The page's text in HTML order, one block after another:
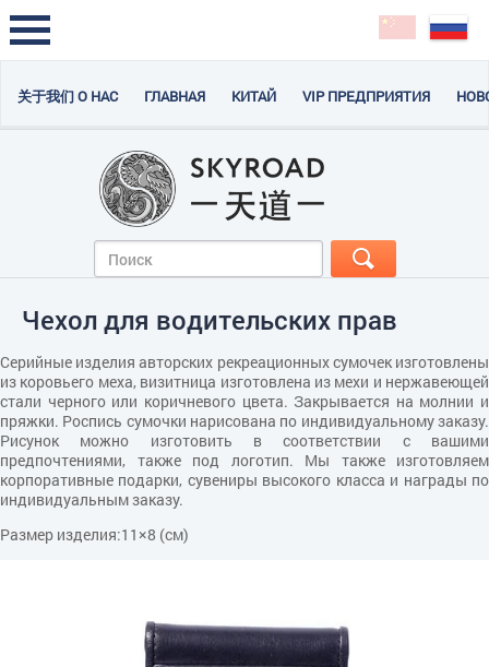
关于我们 О НАС ГЛАВНАЯ КИТАЙ VIP ПРЕДПРИЯТИЯ
Чехол для водительских прав
Серийные изделия авторских рекреационных сумочек изготовлены
из коровьего меха, визитница изготовлена из мехи и нержавеющей
стали черного или коричневого цвета. Закрывается на молнии и
пряжки. Роспись сумочки нарисована по индивидуальному заказу.
Рисунок можно изготовить в соответствии с вашими
предпочтениями, также под логотип. Мы также изготовляем
корпоративные подарки, сувениры высокого класса и награды по
индивидуальным заказу.
Размер изделия:11×8 (см)